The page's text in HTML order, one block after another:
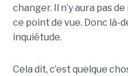
changer. Il n’y aura pas
ce point de vue. Donc là-
inquiétude.
Cela dit, c’est quelque